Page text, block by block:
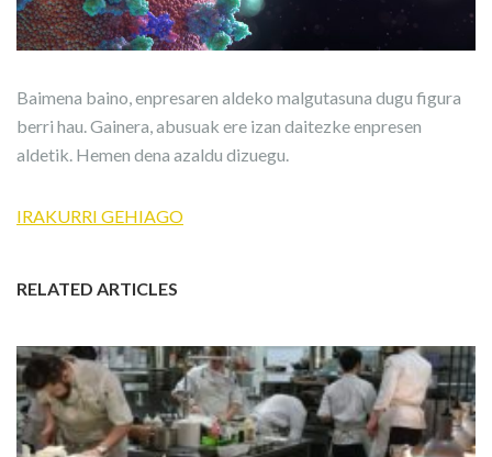
Baimena baino, enpresaren aldeko malgutasuna dugu figura
berri hau. Gainera, abusuak ere izan daitezke enpresen
aldetik. Hemen dena azaldu dizuegu.
IRAKURRI GEHIAGO
RELATED ARTICLES